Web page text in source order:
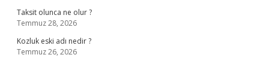
Taksit olunca ne olur ?
Temmuz 28, 2026
Kozluk eski adı nedir ?
Temmuz 26, 2026